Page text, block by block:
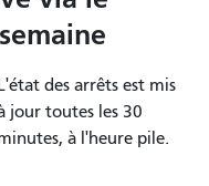
des arrêts est mis
jour toutes les 30
à l'heure pile.